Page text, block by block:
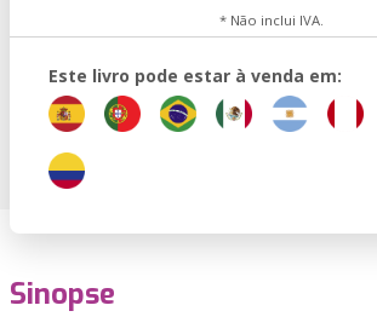
* Não inclui IVA.
Este livro pode estar à venda em:
Sinopse